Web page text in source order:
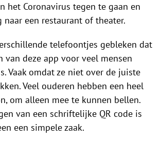
het Coronavirus tegen te gaan en
een restaurant of theater.
telefoontjes gebleken dat
van deze app voor veel mensen
Vaak omdat ze niet over de juiste
Veel ouderen hebben een heel
om alleen mee te kunnen bellen.
van een schriftelijke QR code is
een simpele zaak.